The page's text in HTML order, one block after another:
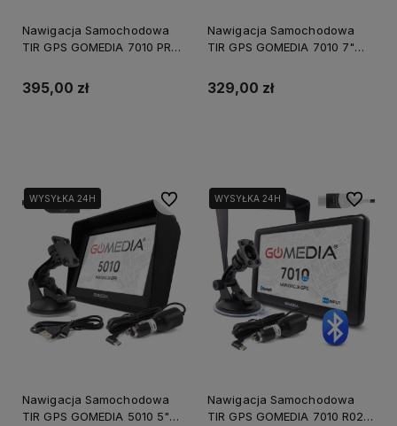
Nawigacja Samochodowa
TIR GPS GOMEDIA 7010 PRO
RAM
395,00 zł
Nawigacja Samochodowa
TIR GPS GOMEDIA 7010 7"
RAM
329,00 zł
WYSYŁKA 24H
Nawigacja Samochodowa
TIR GPS GOMEDIA 5010 5"
Do ulubionychWYSYŁKA 24H
Nawigacja Samochodowa
TIR GPS GOMEDIA 7010 R02
Do